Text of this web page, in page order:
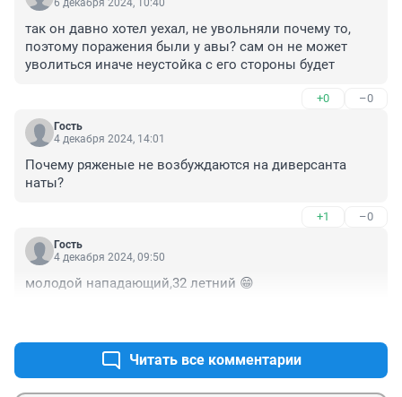
6 декабря 2024, 10:40
так он давно хотел уехал, не увольняли почему то,
поэтому поражения были у авы? сам он не может
уволиться иначе неустойка с его стороны будет
+0 –0
Гость
4 декабря 2024, 14:01
Почему ряженые не возбуждаются на диверсанта
наты?
+1 –0
Гость
4 декабря 2024, 09:50
молодой нападающий,32 летний 😁
Читать все комментарии